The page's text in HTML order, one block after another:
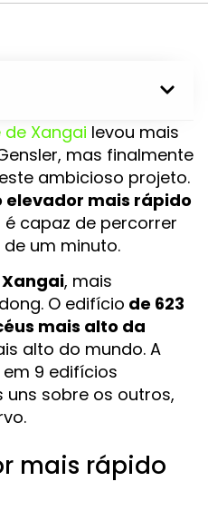
de Xangai levou mais
mas finalmente
ambicioso projeto.
elevador mais rápido
é capaz de percorrer
de um minuto.
, mais
O edifício de 623
mais alto da
alto do mundo. A
9 edifícios
sobre os outros,
mais rápido